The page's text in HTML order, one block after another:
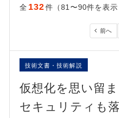
全 132件（81〜90件を表示
前へ
技術文書・技術解説
仮想化を思い留
セキュリティも